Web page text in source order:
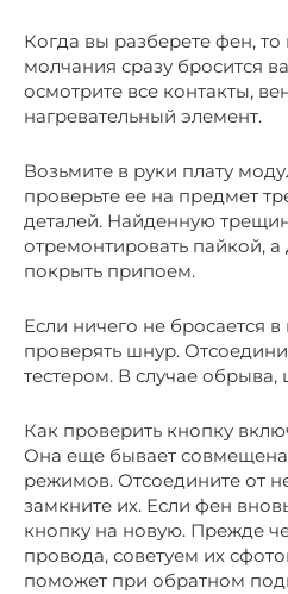
Когда вы разберете фен,
молчания сразу бросится
осмотрите все контакты,
нагревательный элемент.
Возьмите в руки плату
проверьте ее на предмет
деталей. Найденную
отремонтировать пайкой,
покрыть припоем.
Если ничего не бросается
проверять шнур.
тестером. В случае
Как проверить кнопку
Она еще бывает
режимов. Отсоедините от
замкните их. Если фен
кнопку на новую. Прежде
провода, советуем их
поможет при обратном